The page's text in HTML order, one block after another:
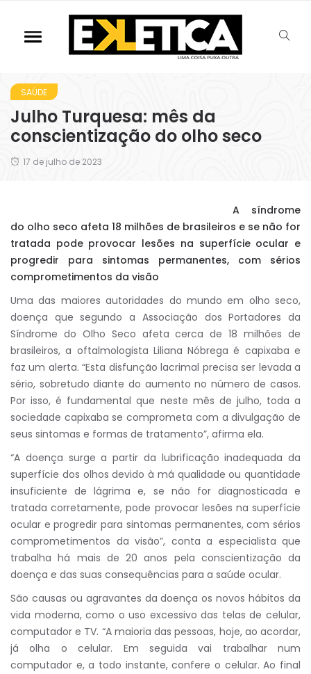
SAÚDE
Julho Turquesa: mês da
conscientização do olho seco
17 de julho de 2023
A síndrome
do olho seco afeta 18 milhões de brasileiros e se não for
tratada pode provocar lesões na superfície ocular e
progredir para sintomas permanentes, com sérios
comprometimentos da visão
Uma das maiores autoridades do mundo em olho seco,
doença que segundo a Associação dos Portadores da
Síndrome do Olho Seco afeta cerca de 18 milhões de
brasileiros, a oftalmologista Liliana Nóbrega é capixaba e
faz um alerta. “Esta disfunção lacrimal precisa ser levada a
sério, sobretudo diante do aumento no número de casos.
Por isso, é fundamental que neste mês de julho, toda a
sociedade capixaba se comprometa com a divulgação de
seus sintomas e formas de tratamento”, afirma ela.
“A doença surge a partir da lubrificação inadequada da
superfície dos olhos devido à má qualidade ou quantidade
insuficiente de lágrima e, se não for diagnosticada e
tratada corretamente, pode provocar lesões na superfície
ocular e progredir para sintomas permanentes, com sérios
comprometimentos da visão”, conta a especialista que
trabalha há mais de 20 anos pela conscientização da
doença e das suas consequências para a saúde ocular.
São causas ou agravantes da doença os novos hábitos da
vida moderna, como o uso excessivo das telas de celular,
computador e TV. “A maioria das pessoas, hoje, ao acordar,
já olha o celular. Em seguida vai trabalhar num
computador e, a todo instante, confere o celular. Ao final